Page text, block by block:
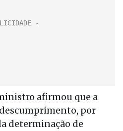
afirmou que a
por
determinação de